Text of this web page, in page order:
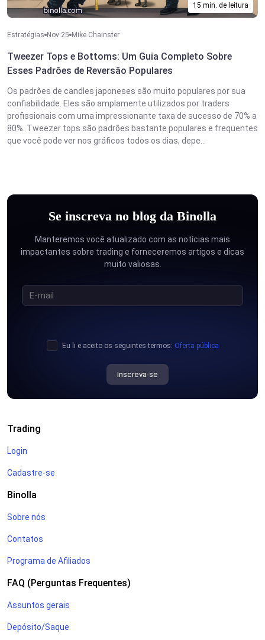
15 min. de leitura
Estratégias Nov 25 Mike Chainster
Tweezer Tops e Bottoms: Um Guia Completo Sobre
Esses Padrões de Reversão Populares
Os padrões de candles japoneses são muito populares por sua
confiabilidade. Eles são amplamente utilizados por traders
profissionais com uma impressionante taxa de sucesso de 70% a
80%. Tweezer tops são padrões bastante populares e frequentes
que você pode ver nos gráficos todos os dias, depe...
Se inscreva no blog da Binolla
Manteremos você atualizado com as notícias mais
impactantes sobre trading e forneceremos artigos e dicas
muito valiosas.
Inscreva-se
Eu li e aceito os seguintes termos: Oferta pública
Trading
Login
Cadastre-se
Binolla
Sobre nós
Contatos
Programa de Afiliados
FAQ (Perguntas Frequentes)
Assuntos gerais
Depósito/Saque